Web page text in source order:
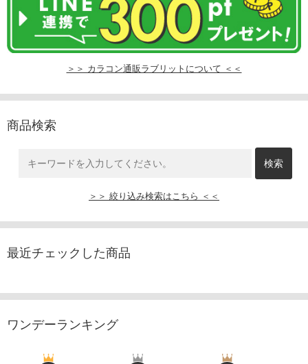
＞＞ カラコン通販ラブリットについて ＜＜
商品検索
＞＞ 絞り込み検索はこちら ＜＜
最近チェックした商品
ワンデーランキング